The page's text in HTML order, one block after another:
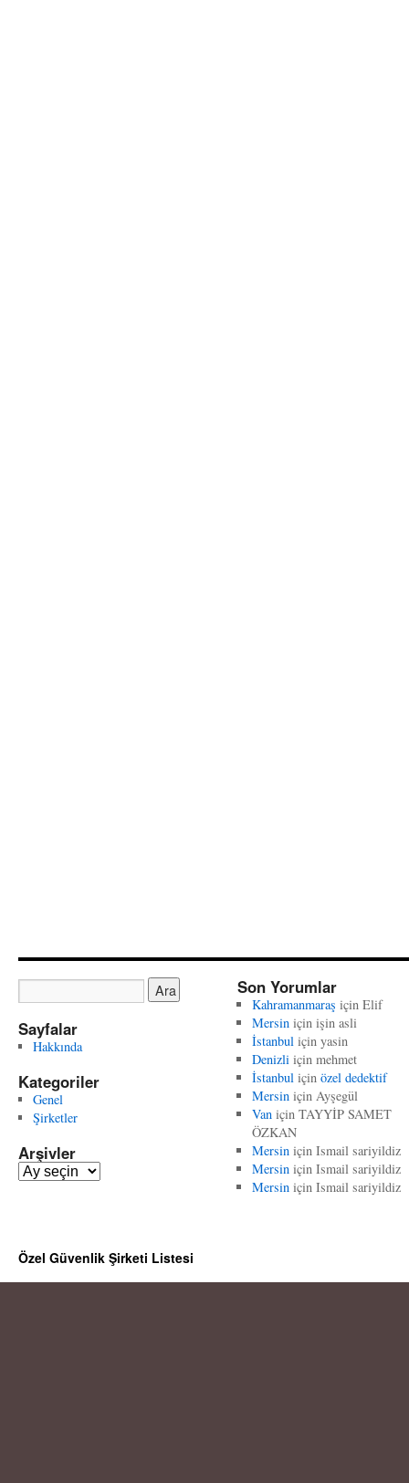
Sayfalar
Hakkında
Kategoriler
Genel
Şirketler
Arşivler
A
l
e
Son Yorumlar
Kahramanmaraş için Elif
Mersiniçin işin asli
İstanbuliçin yasin
Denizliiçin mehmet
İstanbuliçin özel dedektif
Mersiniçin Ayşegül
Vaniçin TAYYİP SAMET
ÖZKAN
Mersiniçin Ismail sariyildiz
Mersiniçin Ismail sariyildiz
Mersiniçin Ismail sariyildiz
Özel Güvenlik Şirketi Listesi